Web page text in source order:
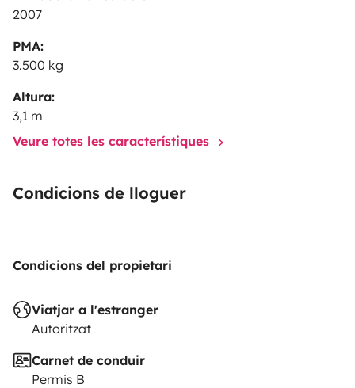
2007
PMA:
3.500 kg
Altura:
3,1 m
Veure totes les característiques
Condicions de lloguer
Condicions del propietari
Viatjar a l'estranger
Autoritzat
Carnet de conduir
Permis B